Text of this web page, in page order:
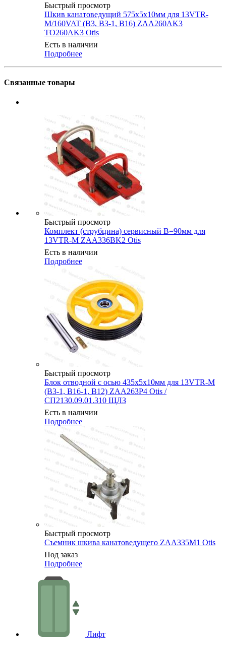
Быстрый просмотр
Шкив канатоведущий 575х5х10мм для 13VTR-
M/160VAT (B3, B3-1, B16) ZAA260AK3
TO260AK3 Otis
Есть в наличии
Подробнее
Связанные товары
Быстрый просмотр
Комплект (струбцина) сервисный B=90мм для
13VTR-M ZAA336BK2 Otis
Есть в наличии
Подробнее
Быстрый просмотр
Блок отводной с осью 435х5х10мм для 13VTR-M
(В3-1, В16-1, В12) ZAA263P4 Otis /
СП2130.09.01.310 ЩЛЗ
Есть в наличии
Подробнее
Быстрый просмотр
Съемник шкива канатоведущего ZAA335M1 Otis
Под заказ
Подробнее
Лифт